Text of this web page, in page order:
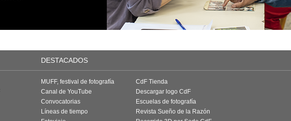
DESTACADOS
MUFF, festival de fotografía
Canal de YouTube
Convocatorias
Líneas de tiempo
CdF Tienda
Descargar logo CdF
Escuelas de fotografía
Revista Sueño de la Razón